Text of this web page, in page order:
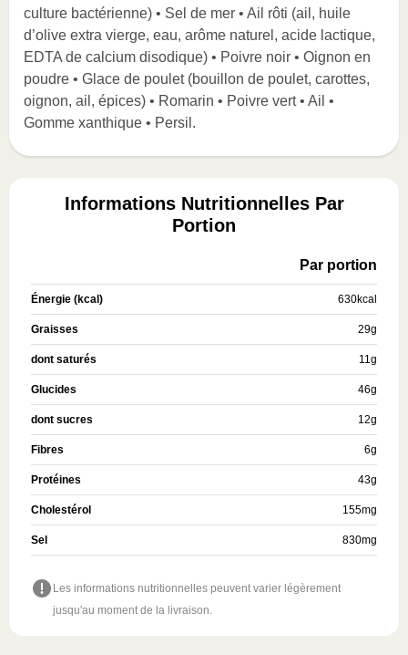
culture bactérienne) • Sel de mer • Ail rôti (ail, huile
d’olive extra vierge, eau, arôme naturel, acide lactique,
EDTA de calcium disodique) • Poivre noir • Oignon en
poudre • Glace de poulet (bouillon de poulet, carottes,
oignon, ail, épices) • Romarin • Poivre vert • Ail •
Gomme xanthique • Persil.
Informations Nutritionnelles Par
Portion
Par portion
Énergie (kcal) 630kcal
Graisses 29g
dont saturés 11g
Glucides 46g
dont sucres 12g
Fibres 6g
Protéines 43g
Cholestérol 155mg
Sel 830mg
Les informations nutritionnelles peuvent varier légèrement
jusqu'au moment de la livraison.